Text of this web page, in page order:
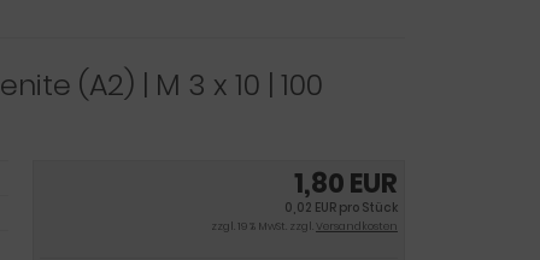
(A2) | M 3 x 10 | 100
1,80 EUR
0,02 EUR pro Stück
zzgl. 19 % MwSt. zzgl.Versandkosten